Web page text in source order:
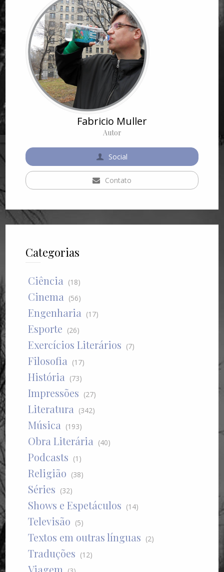
Fabricio Muller
Autor
Social
Contato
Categorias
Ciência (18)
Cinema (56)
Engenharia (17)
Esporte (26)
Exercícios Literários (7)
Filosofia (17)
História (73)
Impressões (27)
Literatura (342)
Música (193)
Obra Literária (40)
Podcasts (1)
Religião (38)
Séries (32)
Shows e Espetáculos (14)
Televisão (5)
Textos em outras línguas (2)
Traduções (12)
Viagem